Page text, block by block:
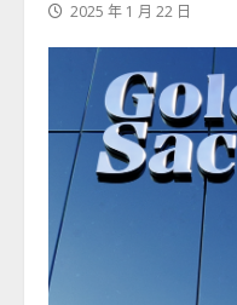
2025 年 1 月 22 日